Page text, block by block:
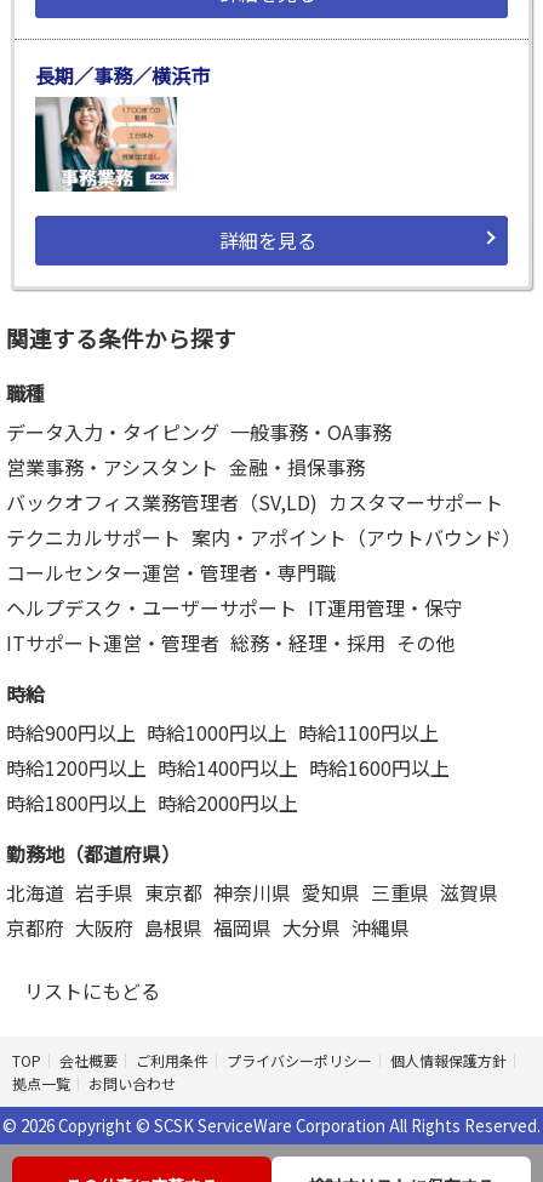
長期／事務／横浜市
詳細を見る
関連する条件から探す
職種
データ入力・タイピング 一般事務・OA事務
営業事務・アシスタント 金融・損保事務
バックオフィス業務管理者（SV,LD) カスタマーサポート
テクニカルサポート 案内・アポイント（アウトバウンド）
コールセンター運営・管理者・専門職
ヘルプデスク・ユーザーサポート IT運用管理・保守
ITサポート運営・管理者 総務・経理・採用 その他
時給
時給900円以上 時給1000円以上 時給1100円以上
時給1200円以上 時給1400円以上 時給1600円以上
時給1800円以上 時給2000円以上
勤務地（都道府県）
北海道 岩手県 東京都 神奈川県 愛知県 三重県 滋賀県
京都府 大阪府 島根県 福岡県 大分県 沖縄県
リストにもどる
TOP 会社概要 ご利用条件 プライバシーポリシー
個人情報保護方針
拠点一覧
お問い合わせ
© 2026 Copyright © SCSK ServiceWare Corporation All Rights Reserved.